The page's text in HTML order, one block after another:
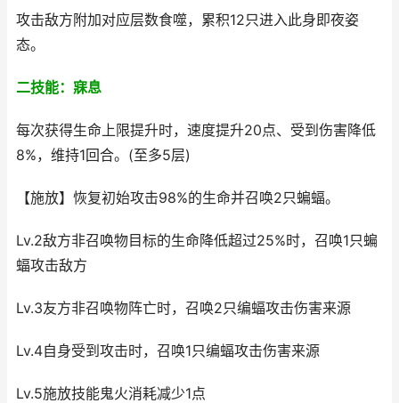
攻击敌方附加对应层数食噬，累积12只进入此身即夜姿
态。
二技能：寐息
每次获得生命上限提升时，速度提升20点、受到伤害降低
8%，维持1回合。(至多5层)
【施放】恢复初始攻击98%的生命并召唤2只蝙蝠。
Lv.2敌方非召唤物目标的生命降低超过25%时，召唤1只蝙
蝠攻击敌方
Lv.3友方非召唤物阵亡时，召唤2只编蝠攻击伤害来源
Lv.4自身受到攻击时，召唤1只编蝠攻击伤害来源
Lv.5施放技能鬼火消耗减少1点